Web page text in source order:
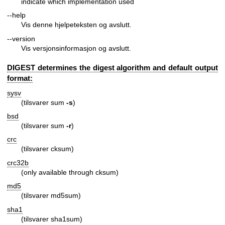
--help
Vis denne hjelpeteksten og avslutt.
--version
Vis versjonsinformasjon og avslutt.
DIGEST determines the digest algorithm and default output
format:
sysv
(tilsvarer sum -s)
bsd
(tilsvarer sum -r)
crc
(tilsvarer cksum)
crc32b
(only available through cksum)
md5
(tilsvarer md5sum)
sha1
(tilsvarer sha1sum)